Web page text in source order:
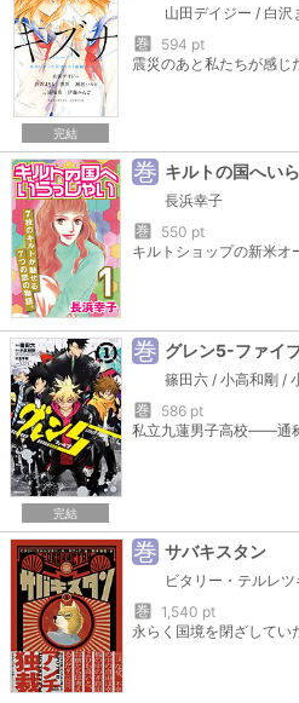
完結
山田デイジー / 白沢
巻
594 pt
巻 キルトの国へい
長浜幸子
巻
550 pt
完結
巻 グレン5-ファイ
篠田六 / 小高和剛 /
巻
586 pt
巻 サバキスタン
ビタリー・テルレツ
巻
1,540 pt